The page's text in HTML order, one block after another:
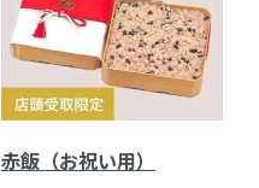
赤飯（お祝い用）